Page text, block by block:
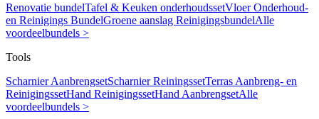
Renovatie bundelTafel & Keuken onderhoudssetVloer Onderhoud-
en Reinigings BundelGroene aanslag ReinigingsbundelAlle
voordeelbundels >
Tools
Scharnier AanbrengsetScharnier ReiningssetTerras Aanbreng- en
ReinigingssetHand ReinigingssetHand AanbrengsetAlle
voordeelbundels >